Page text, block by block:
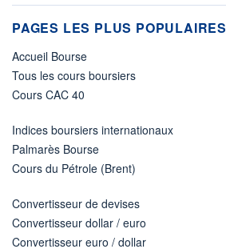
PAGES LES PLUS POPULAIRES
Accueil Bourse
Tous les cours boursiers
Cours CAC 40
Indices boursiers internationaux
Palmarès Bourse
Cours du Pétrole (Brent)
Convertisseur de devises
Convertisseur dollar / euro
Convertisseur euro / dollar